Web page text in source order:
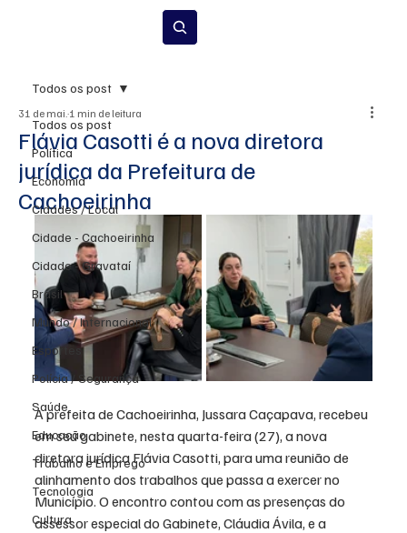
Todos os post
Política
Economia
Cidades / Local
Cidade - Cachoeirinha
Cidade - Gravataí
Brasil
Mundo / Internacional
Esportes
Polícia / Segurança
Saúde
Educação
Trabalho e Emprego
Tecnologia
Cultura
Todos os post
Flávia Casotti é a nova diretora
jurídica da Prefeitura de
Cachoeirinha
31 de mai. 1 min de leitura
A prefeita de Cachoeirinha, Jussara Caçapava, recebeu
em seu gabinete, nesta quarta-feira (27), a nova
diretora jurídica Flávia Casotti, para uma reunião de
alinhamento dos trabalhos que passa a exercer no
Município. O encontro contou com as presenças do
assessor especial do Gabinete, Cláudia Ávila, e a